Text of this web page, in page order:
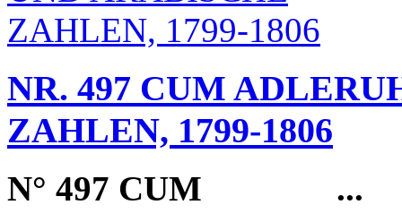
NR. 497 CUM
ZAHLEN, 1799-1806
N° 497 CUM ...